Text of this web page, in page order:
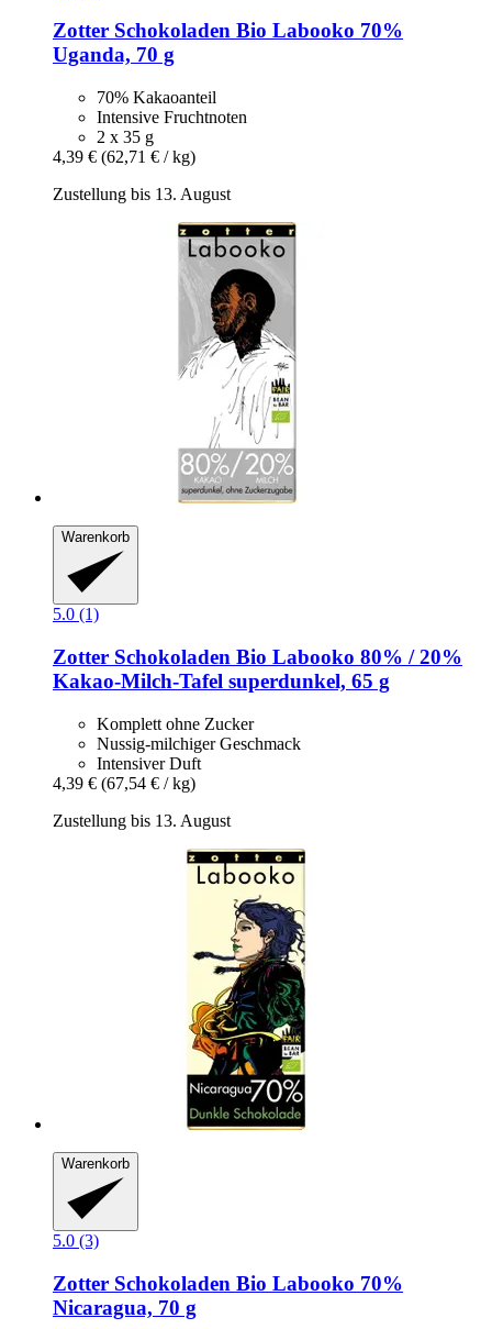
Zotter Schokoladen Bio Labooko 70%
Uganda, 70 g
70% Kakaoanteil
Intensive Fruchtnoten
2 x 35 g
4,39 € (62,71 € / kg)
Zustellung bis 13. August
Warenkorb
5.0 (1)
Zotter Schokoladen Bio Labooko 80% / 20%
Kakao-​Milch-​Tafel superdunkel, 65 g
Komplett ohne Zucker
Nussig-milchiger Geschmack
Intensiver Duft
4,39 € (67,54 € / kg)
Zustellung bis 13. August
Warenkorb
5.0 (3)
Zotter Schokoladen Bio Labooko 70%
Nicaragua, 70 g